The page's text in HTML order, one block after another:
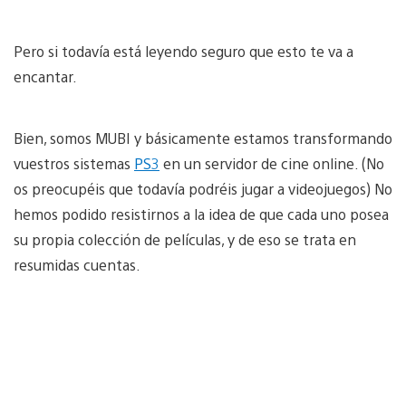
Pero si todavía está leyendo seguro que esto te va a
encantar.
Bien, somos MUBI y básicamente estamos transformando
vuestros sistemas PS3 en un servidor de cine online. (No
os preocupéis que todavía podréis jugar a videojuegos) No
hemos podido resistirnos a la idea de que cada uno posea
su propia colección de películas, y de eso se trata en
resumidas cuentas.